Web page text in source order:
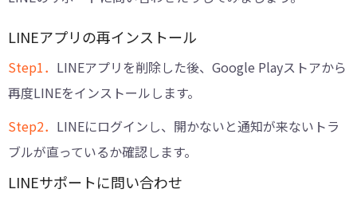
LINEアプリの再インストール
Step1． LINEアプリを削除した後、Google Playストアから
再度LINEをインストールします。
Step2． LINEにログインし、開かないと通知が来ないトラ
ブルが直っているか確認します。
LINEサポートに問い合わせ